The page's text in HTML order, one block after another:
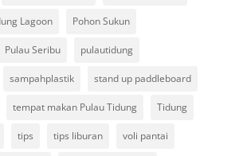
Lagoon Pohon Sukun
Pulau Seribu pulautidung
sampahplastik stand up paddleboard
tempat makan Pulau Tidung Tidung
tips tips liburan voli pantai